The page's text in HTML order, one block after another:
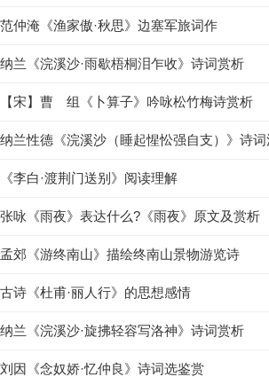
范仲淹《渔家傲·秋思》边塞军旅词作
纳兰《浣溪沙·雨歇梧桐泪乍收》诗词赏析
【宋】曹 组《卜算子》吟咏松竹梅诗赏析
纳兰性德《浣溪沙（睡起惺忪强自支）》诗
《李白·渡荆门送别》阅读理解
张咏《雨夜》表达什么?《雨夜》原文及赏析
孟郊《游终南山》描绘终南山景物游览诗
古诗《杜甫·丽人行》的思想感情
纳兰《浣溪沙·旋拂轻容写洛神》诗词赏析
刘因《念奴娇·忆仲良》诗词选鉴赏